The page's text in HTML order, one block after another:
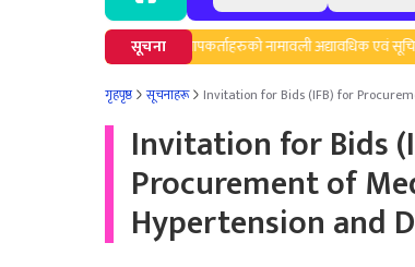
सूचना
मेलमिलापकर्ताहरुको नामावली अद्यावधिक एवं सूचिकृत
गृहपृष्ठ सूचनाहरू Invitation for Bids (IFB) for
Invitation for Bids
Procurement of
Hypertension and